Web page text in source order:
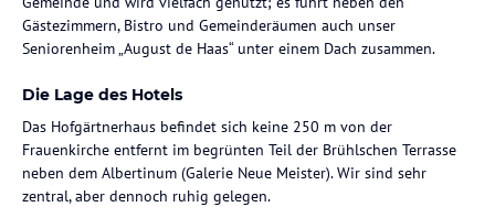
Gästezimmern, Bistro und Gemeinderäumen auch unser
Seniorenheim „August de Haas“ unter einem Dach zusammen.
Die Lage des Hotels
Das Hofgärtnerhaus befindet sich keine 250 m von der
Frauenkirche entfernt im begrünten Teil der Brühlschen Terrasse
neben dem Albertinum (Galerie Neue Meister). Wir sind sehr
zentral, aber dennoch ruhig gelegen.